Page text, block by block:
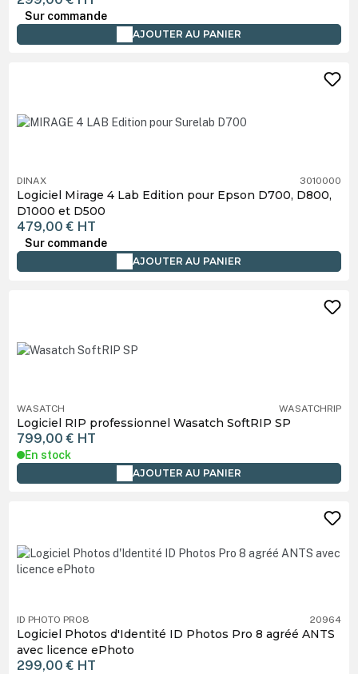
Sur commande
AJOUTER AU PANIER
DINAX 3010000
Logiciel Mirage 4 Lab Edition pour Epson D700, D800,
D1000 et D500
479,00 € HT
Sur commande
AJOUTER AU PANIER
WASATCH WASATCHRIP
Logiciel RIP professionnel Wasatch SoftRIP SP
799,00 € HT
En stock
AJOUTER AU PANIER
ID PHOTO PRO8 20964
Logiciel Photos d'Identité ID Photos Pro 8 agréé ANTS
avec licence ePhoto
299,00 € HT